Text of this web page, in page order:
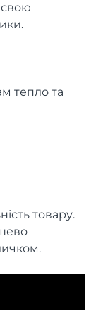
тепло та
товару.